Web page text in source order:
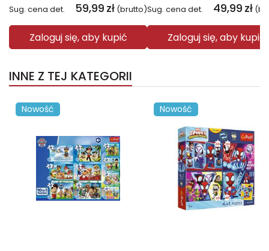
Sug. cena det. 59,99 zł (brutto)
Zaloguj się, aby kupić
Sug. cena det. 49,99 zł
Zaloguj się, aby kupić
INNE Z TEJ KATEGORII
Nowość Nowość